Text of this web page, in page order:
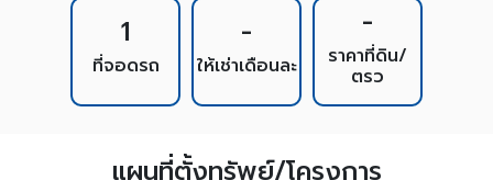
1
ที่จอดรถ
-
ให้เช่าเดือนละ
-
ราคาที่ดิน/
ตรว
แผนที่ตั้งทรัพย์/โครงการ